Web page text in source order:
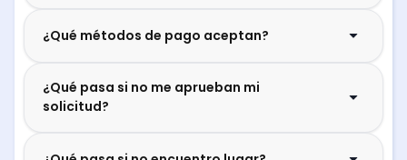
¿Qué métodos de pago aceptan?
¿Qué pasa si no me aprueban mi
solicitud?